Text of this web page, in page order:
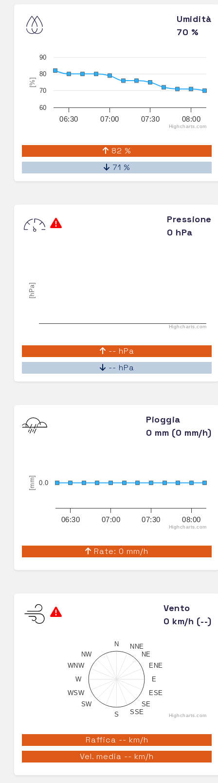
Umidità
70 %
[%]
06:30 07:00 07:30 08:00
60
70
80
90
Highcharts.com
82 %
71 %
Pressione
0 hPa
[hPa]
Highcharts.com
-- hPa
-- hPa
Pioggia
0 mm (0 mm/h)
[mm]
06:30 07:00 07:30 08:00
0.0
Highcharts.com
Rate: 0 mm/h
Vento
0 km/h (--)
N
NNE
NE
ENE
E
ESE
SE
SSE
S
SW
WSW
W
WNW
NW
Highcharts.com
Raffica -- km/h
Vel. media -- km/h